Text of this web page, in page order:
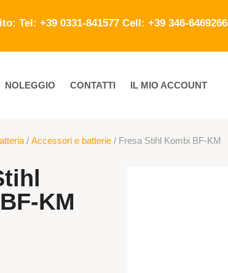
Tel: +39 0331-841577 Cell: +39 346-6469266
NOLEGGIO CONTATTI IL MIO ACCOUNT
/ Accessori e batterie / Fresa Stihl Kombi BF-KM
KM